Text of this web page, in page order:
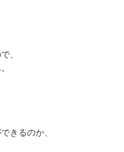
、
きるのか、